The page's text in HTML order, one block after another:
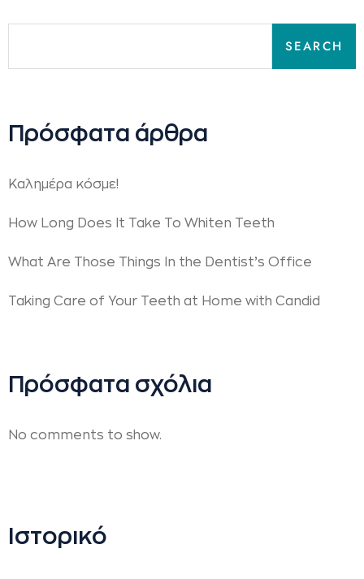
SEARCH
Πρόσφατα άρθρα
Καλημέρα κόσμε!
How Long Does It Take To Whiten Teeth
What Are Those Things In the Dentist’s Office
Taking Care of Your Teeth at Home with Candid
Πρόσφατα σχόλια
No comments to show.
Ιστορικό